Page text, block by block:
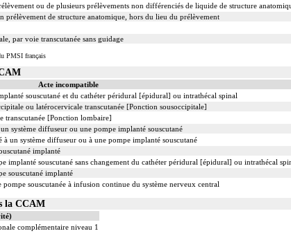
ou de plusieurs prélèvements non différenciés de liquide de structure
prélèvement de structure anatomique, hors du lieu du prélèvement
par voie transcutanée sans guidage
PMSI français
Acte incompatible
souscutané et du cathéter péridural [épidural] ou intrathécal spinal
ou latérocervicale transcutanée [Ponction sousoccipitale]
transcutanée [Ponction lombaire]
système diffuseur ou une pompe implanté souscutané
un système diffuseur ou à une pompe implanté souscutané
implanté
implanté souscutané sans changement du cathéter péridural [épidural] ou intrathécal
souscutané implanté
souscutanée à infusion continue du système nerveux central
la CCAM
complémentaire niveau 1